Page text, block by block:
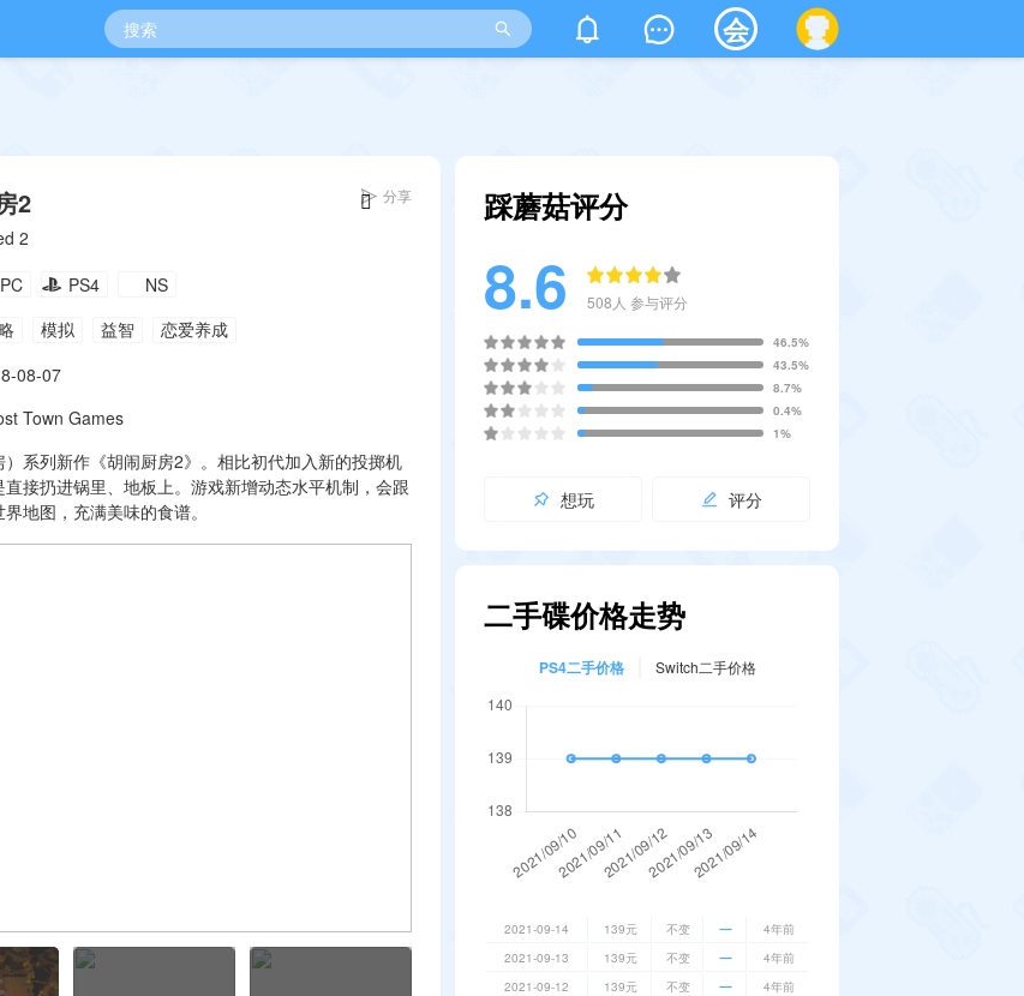
会
2 分享
2
PC PS4
NS
模拟 益智
恋爱养成
08-07
Town Games
）系列新作《胡闹厨房2》。相比初代加入新的投掷机
接扔进锅里、地板上。游戏新增动态水平机制，会跟
地图，充满美味的食谱。
踩蘑菇评分
8.6 508 人 参与评分
46.5%
43.5%
8.7%
0.4%
1%
想玩 评分
二手碟价格走势
PS4二手价格 Switch二手价格
2021-09-14 139元 不变
4年前
2021-09-13
139元 不变
4年前
2021-09-12
139元 不变
4年前